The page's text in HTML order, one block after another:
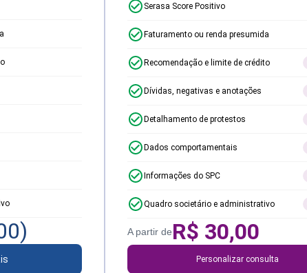
)
Serasa Score Positivo
Faturamento ou renda presumida
Recomendação e limite de crédito
Dívidas, negativas e anotações
Detalhamento de protestos
Dados comportamentais
Informações do SPC
Quadro societário e administrativo
A partir deR$ 30,00
Personalizar consulta